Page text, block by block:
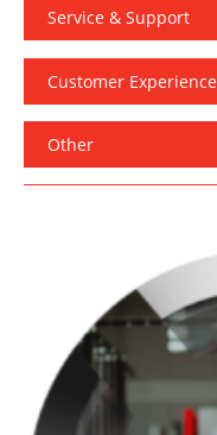
Service & Support
Customer Experience
Other